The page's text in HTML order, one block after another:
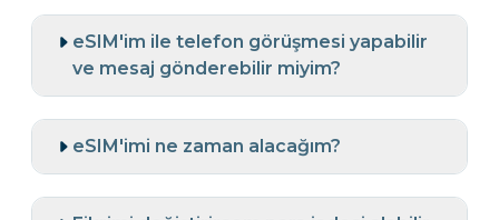
eSIM'im ile telefon görüşmesi yapabilir
ve mesaj gönderebilir miyim?
eSIM'imi ne zaman alacağım?